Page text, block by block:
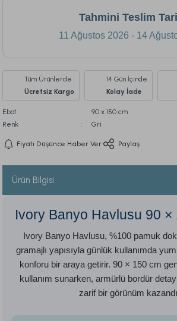
Tahmini Teslim
11 Ağustos 2026 - 14
Tüm Ürünlerde
Ücretsiz Kargo
14 Gün İçinde
Kolay İade
Ebat
90 x 150 cm
Renk
Gri
Fiyatı Düşünce Haber Ver Paylaş
Ürün Bilgisi
Ivory Banyo Havlusu 90 ×
Ivory Banyo Havlusu, %100 pamuk
gramajlı yapısıyla günlük kullanımda
konforu bir araya getirir. 90 × 150 cm
kullanım sunarken, armürlü bordür
zarif bir görünüm